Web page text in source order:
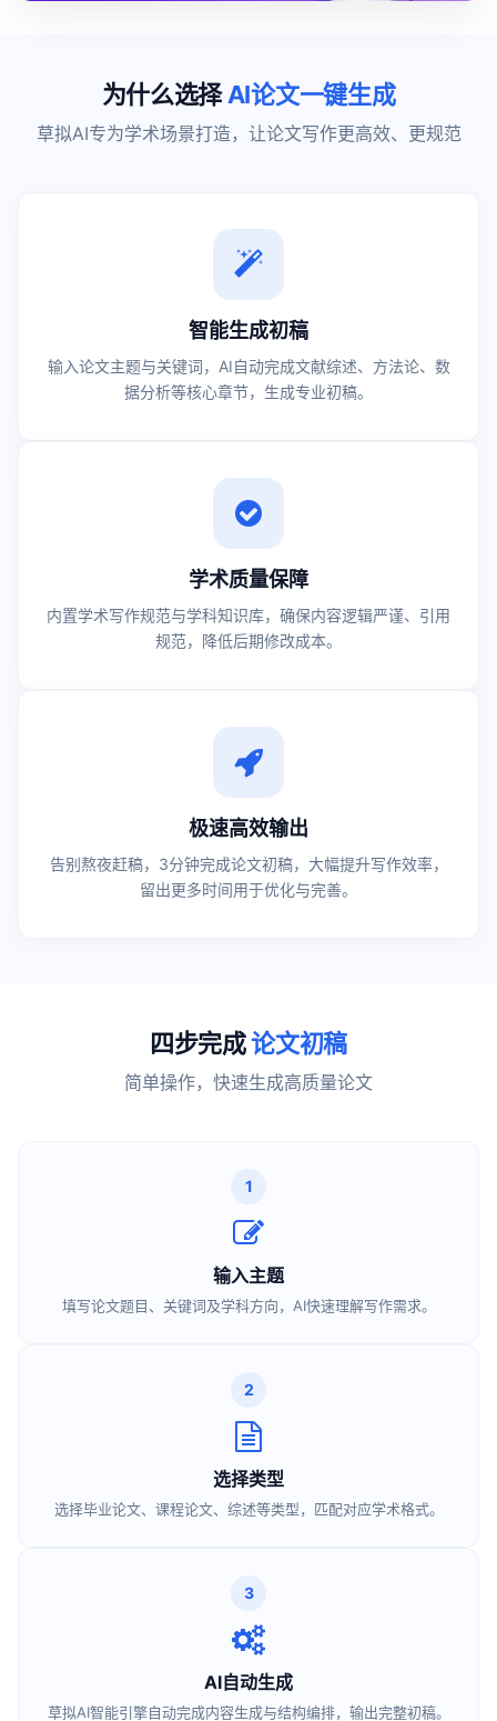
为什么选择AI论文一键生成
草拟AI专为学术场景打造，让论文写作更高效、更规范
智能生成初稿
输入论文主题与关键词，AI自动完成文献综述、方法论、数
据分析等核心章节，生成专业初稿。
学术质量保障
内置学术写作规范与学科知识库，确保内容逻辑严谨、引用
规范，降低后期修改成本。
极速高效输出
告别熬夜赶稿，3分钟完成论文初稿，大幅提升写作效率，
留出更多时间用于优化与完善。
四步完成论文初稿
简单操作，快速生成高质量论文
1
输入主题
填写论文题目、关键词及学科方向，AI快速理解写作需求。
2
选择类型
选择毕业论文、课程论文、综述等类型，匹配对应学术格式。
3
AI自动生成
草拟AI智能引擎自动完成内容生成与结构编排，输出完整初稿。